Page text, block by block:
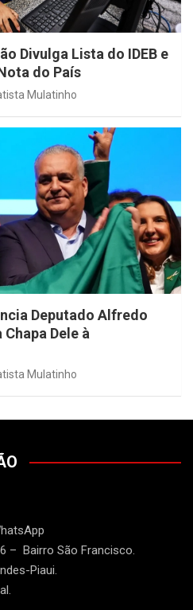
Divulga Lista do IDEB e
do País
Mulatinho
Deputado Alfredo
Dele à
Mulatinho
– Bairro São Francisco.
Piaui.